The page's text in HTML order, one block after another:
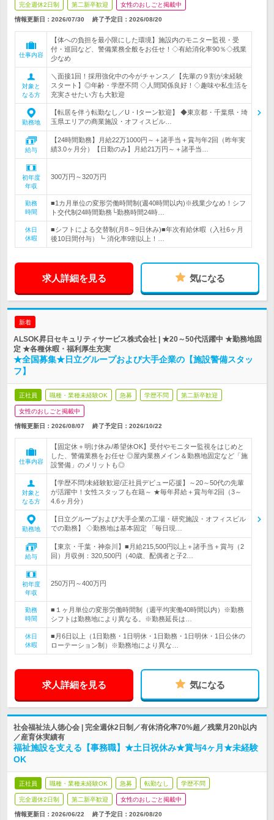
完全週休2日制 第二新卒歓迎 女性のおしごと掲載中
情報更新日：2026/07/30 終了予定日： 2026/08/20
仕事内容
【体への負担を最小限にした環境】施設内のモニター監視・受
付・巡回など、警備業務全般をお任せ！◇有給消化率90％◇残業
少なめ
対象と
なる方
＼面接1回！採用強化中の今がチャンス／【先輩の９割が未経験
スタート】◎年齢・学歴不問 ◇人間関係良好！◇趣味や私生活を
充実させたい方も大歓迎
勤務地
【転居を伴う転勤なし／U・Iターン歓迎】 ◆東京都・千葉県・埼
玉県エリアの商業施設・オフィスビル…
給与
【24時間勤務】月給22万1000円～＋諸手当＋賞与年2回（昨年実
績3.0ヶ月分）【日勤のみ】月給21万円～＋諸手当…
初年度
年収
300万円～320万円
勤務
時間
■1カ月単位の変形労働時間制(週40時間以内)※残業少なめ！シフ
ト交代制24時間勤務└勤務時間24時…
休日
休暇
■シフトによる交替制(月8～9日休み)■年次有給休暇（入社6ヶ月
後10日間付与）┗ 消化率9割以上！…
求人詳細を見る 気になる
新着
ALSOK昇日セキュリティサービス株式会社 | ★20～50代活躍中 ★勤務地固
定 ★各種休暇・福利厚生充実
★全国募集★日立グループおよび大手企業の【施設警備スタッ
フ】
正社員 職種・業種未経験OK 急募 学歴不問 第二新卒歓迎
女性のおしごと掲載中
情報更新日：2026/08/07 終了予定日： 2026/10/22
仕事内容
【固定休＋明け休み/希望休OK】受付やモニター監視をはじめと
した、警備業務をお任せ ◎屋内業務メイン＆勤務地固定など「施
設警備」のメリットも◎
対象と
なる方
【学歴不問/未経験歓迎/正社員デビュー応援】～20～50代の先輩
が活躍中！女性スタッフも在籍～ ★毎年昇給＋賞与年2回（3～
4.6ヶ月分）
勤務地
【日立グループおよび大手企業の工場・研究施設・オフィスビル
での勤務】 ◇勤務地は基本固定 「毎日現…
給与
【東京・千葉・神奈川】■月給215,500円以上＋諸手当＋賞与（2
回）月収例：320,500円（40歳、配偶者と子2…
初年度
年収
250万円～400万円
勤務
時間
■１ヶ月単位の変形労働時間制（週平均実働40時間以内）※勤務
シフトは勤務地により異なる。※勤務延長は…
休日
休暇
■月6日以上（1日勤務・1日明休・1日勤務・1日明休・1日公休の
ローテーション制）※勤務地により異な…
求人詳細を見る 気になる
社会福祉法人徳心会 | 完全週休2日制／有休消化率70%超／残業月20h以内
／産育休実績有
福祉施設を支える【事務職】★土日祝休み★賞与4ヶ月★未経験
OK
正社員 職種・業種未経験OK 急募 転勤なし 学歴不問
完全週休2日制 第二新卒歓迎 女性のおしごと掲載中
情報更新日：2026/06/22 終了予定日： 2026/08/20